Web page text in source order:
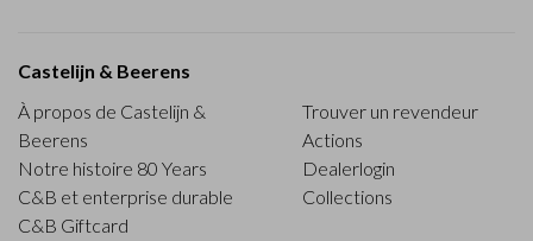
Castelijn & Beerens
À propos de Castelijn &
Beerens
Notre histoire 80 Years
C&B et enterprise durable
C&B Giftcard
Trouver un revendeur
Actions
Dealerlogin
Collections